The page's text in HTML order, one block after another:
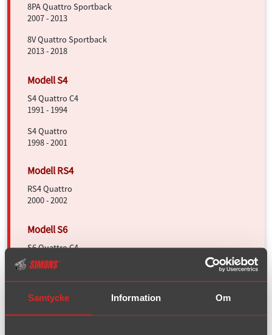
Samtycke Information Om
8PA Quattro Sportback
2007 - 2013
8V Quattro Sportback
2013 - 2018
S4 Quattro C4
1991 - 1994
S4 Quattro
1998 - 2001
RS4 Quattro
2000 - 2002
S6 Quattro C4
1995 - 1997
1994 - 2002